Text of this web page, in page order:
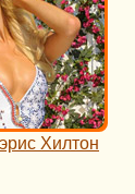
Хилтон